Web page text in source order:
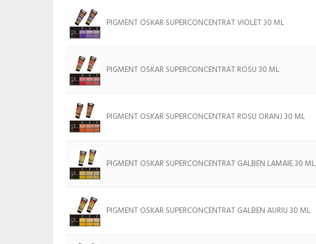
PIGMENT OSKAR SUPERCONCENTRAT VIOLET 30 ML
PIGMENT OSKAR SUPERCONCENTRAT ROSU 30 ML
PIGMENT OSKAR SUPERCONCENTRAT ROSU ORANJ 30 ML
PIGMENT OSKAR SUPERCONCENTRAT GALBEN LAMAIE 30 ML
PIGMENT OSKAR SUPERCONCENTRAT GALBEN AURIU 30 ML